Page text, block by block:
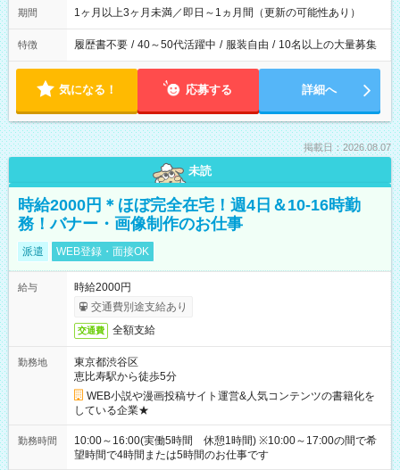
期間 1ヶ月以上3ヶ月未満／即日～1ヵ月間（更新の可能性あり）
特徴 履歴書不要 / 40～50代活躍中 / 服装自由 / 10名以上の大量募集
気になる！ 応募する 詳細へ
掲載日：2026.08.07
未読
時給2000円＊ほぼ完全在宅！週4日＆10-16時勤
務！バナー・画像制作のお仕事
派遣 WEB登録・面接OK
給与
時給2000円
交通費別途支給あり
交通費 全額支給
勤務地
東京都渋谷区
恵比寿駅から徒歩5分
WEB小説や漫画投稿サイト運営&人気コンテンツの書籍化を
している企業★
勤務時間
10:00～16:00(実働5時間 休憩1時間) ※10:00～17:00の間で希
望時間で4時間または5時間のお仕事です